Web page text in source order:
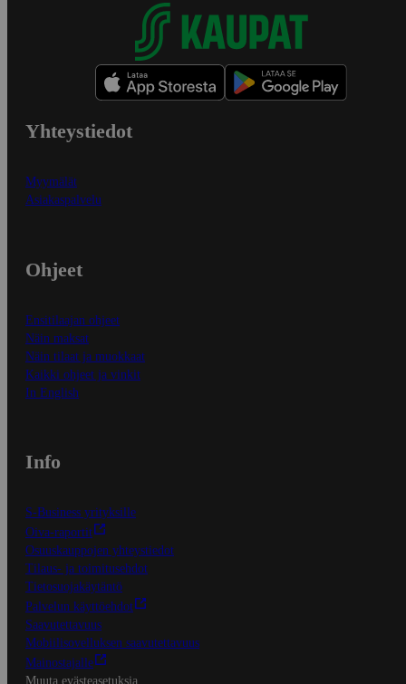
Yhteystiedot
Myymälät
Asiakaspalvelu
Ohjeet
Ensitilaajan ohjeet
Näin maksat
Näin tilaat ja muokkaat
Kaikki ohjeet ja vinkit
In English
Info
S-Business yrityksille
Oiva-raportit
Osuuskauppojen yhteystiedot
Tilaus- ja toimitusehdot
Tietosuojakäytäntö
Palvelun käyttöehdot
Saavutettavuus
Mobiilisovelluksen saavutettavuus
Mainostajalle
Muuta evästeasetuksia